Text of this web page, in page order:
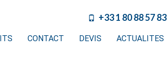
+33 1 80 88 57 83
CONTACT DEVIS ACTUALITES